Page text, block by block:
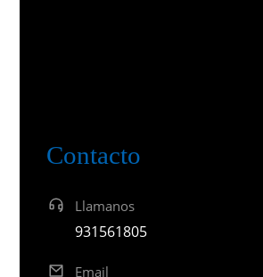
Contacto
Llamanos
931 56 18 05
Email